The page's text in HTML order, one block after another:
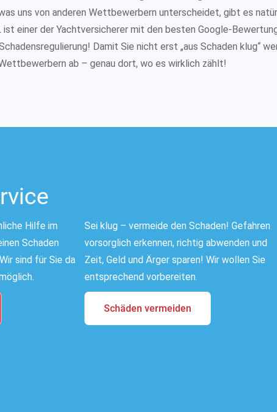
uns von anderen Wettbewerbern unterscheidet, gibt es
ist einer der Yachtversicherer mit den besten Google-
Damit Sie nicht erst „aus Schaden klug“
ab – genau dort, wo es wirklich zählt!
Hilfe im
Schaden
sind für Sie da
Sei klug – vermeide den Schaden! Gefahren
vorsorglich erkennen, richtig abwenden und
Zeit, Geld und Ärger sparen! Wir wollen Sie
entsprechend vorbereiten.
Schäden vermeiden